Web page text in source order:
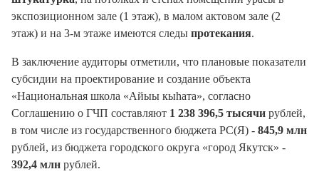
экспозиционном зале (1 этаж), в малом актовом зале (2
этаж) и на 3-м этаже имеются следы протекания.
В заключение аудиторы отметили, что плановые показатели
субсидии на проектирование и создание объекта
«Национальная школа «Айыы кыhата», согласно
Соглашению о ГЧП составляют 1 238 396,5 тысячи рублей,
в том числе из государственного бюджета РС(Я) - 845,9 млн
рублей, из бюджета городского округа «город Якутск» -
392,4 млн рублей.